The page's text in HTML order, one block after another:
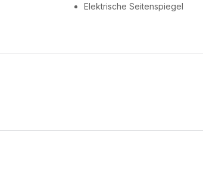
Elektrische Seitenspiegel